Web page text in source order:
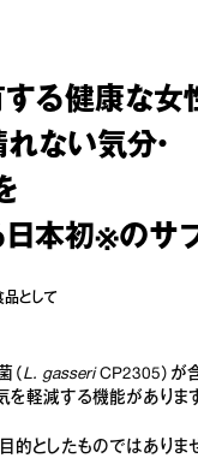
る健康な女
ない気分・
本初※のサ
として
（ L. gasseriCP2305）が
を軽減する機能があります
的としたものではありま